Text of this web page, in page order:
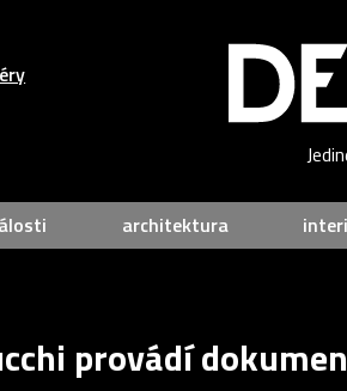
architektura
provádí